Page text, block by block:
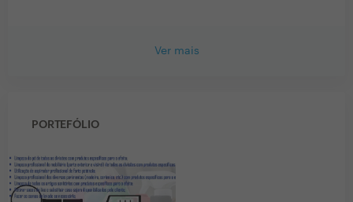
Ver mais
PORTEFÓLIO